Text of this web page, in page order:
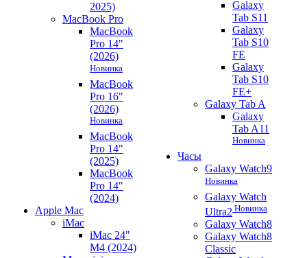
2025)
MacBook Pro
MacBook
Pro 14"
(2026)
Новинка
MacBook
Pro 16"
(2026)
Новинка
MacBook
Pro 14"
(2025)
MacBook
Pro 14"
(2024)
Apple Mac
iMac
iMac 24"
M4 (2024)
Galaxy
Tab S11
Galaxy
Tab S10
FE
Galaxy
Tab S10
FE+
Galaxy Tab A
Galaxy
Tab A11
Новинка
Часы
Galaxy Watch9
Новинка
Galaxy Watch
Ultra2 Новинка
Galaxy Watch8
Galaxy Watch8
Classic